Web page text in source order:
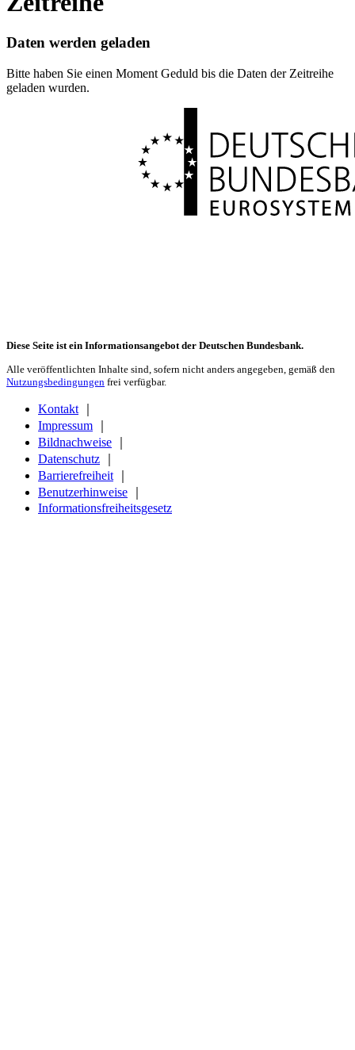
Daten werden geladen
Bitte haben Sie einen Moment Geduld bis die Daten der Zeitreihe
geladen wurden.
Diese Seite ist ein Informationsangebot der Deutschen Bundesbank.
Alle veröffentlichten Inhalte sind, sofern nicht anders angegeben, gemäß den
Nutzungsbedingungen frei verfügbar.
Kontakt
Impressum
Bildnachweise
Datenschutz
Barrierefreiheit
Benutzerhinweise
Informationsfreiheitsgesetz